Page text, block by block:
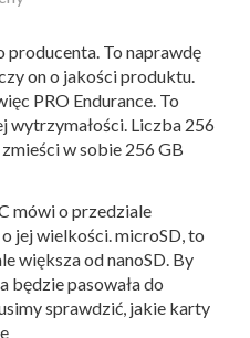
producenta. To naprawdę
on o jakości produktu.
PRO Endurance. To
wytrzymałości. Liczba 256
w sobie 256 GB
mówi o przedziale
jej wielkości. microSD, to
większa od nanoSD. By
będzie pasowała do
sprawdzić, jakie karty